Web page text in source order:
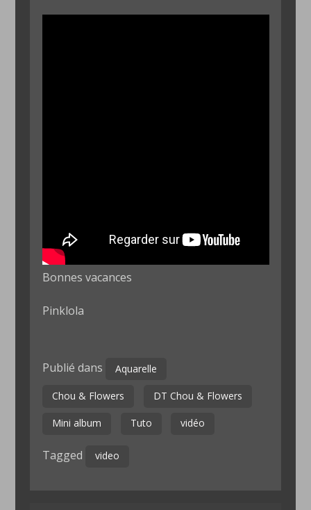
Bonnes vacances
Pinklola
Publié dans Aquarelle
Chou & Flowers DT Chou & Flowers
Mini album Tuto vidéo
Tagged video